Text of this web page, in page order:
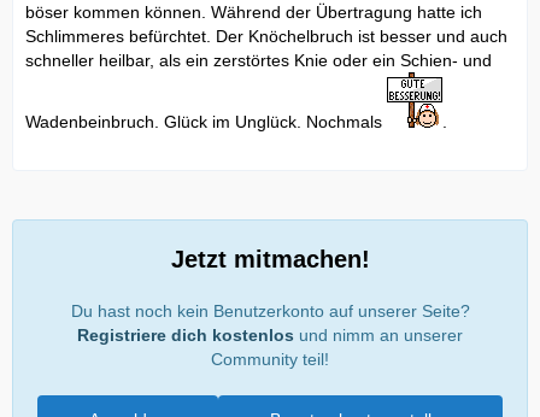
böser kommen können. Während der Übertragung hatte ich
Schlimmeres befürchtet. Der Knöchelbruch ist besser und auch
schneller heilbar, als ein zerstörtes Knie oder ein Schien- und
Wadenbeinbruch. Glück im Unglück. Nochmals .
Jetzt mitmachen!
Du hast noch kein Benutzerkonto auf unserer Seite?
Registriere dich kostenlos und nimm an unserer
Community teil!